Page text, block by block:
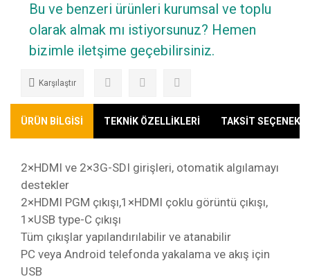
Bu ve benzeri ürünleri kurumsal ve toplu
olarak almak mı istiyorsunuz? Hemen
bizimle iletşime geçebilirsiniz.
Karşılaştır
ÜRÜN BİLGİSİ TEKNİK ÖZELLİKLERİ TAKSİT
2×HDMI ve 2×3G-SDI girişleri, otomatik algılamayı
destekler
2×HDMI PGM çıkışı,1×HDMI çoklu görüntü çıkışı,
1×USB type-C çıkışı
Tüm çıkışlar yapılandırılabilir ve atanabilir
PC veya Android telefonda yakalama ve akış için
USB